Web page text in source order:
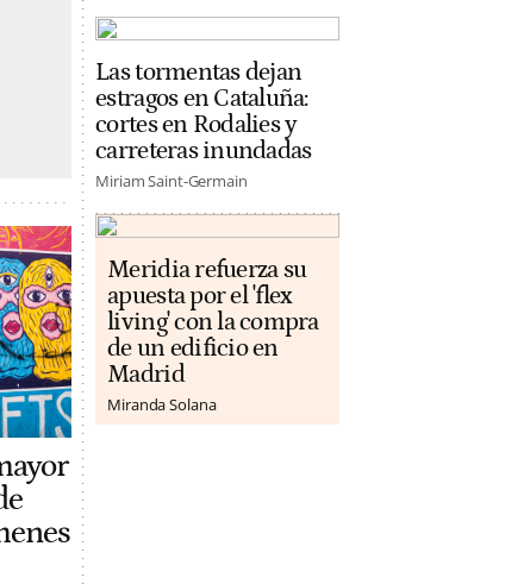
Las tormentas dejan
estragos en Cataluña:
cortes en Rodalies y
carreteras inundadas
Miriam Saint-Germain
Meridia refuerza su
apuesta por el 'flex
living' con la compra
de un edificio en
Madrid
Miranda Solana